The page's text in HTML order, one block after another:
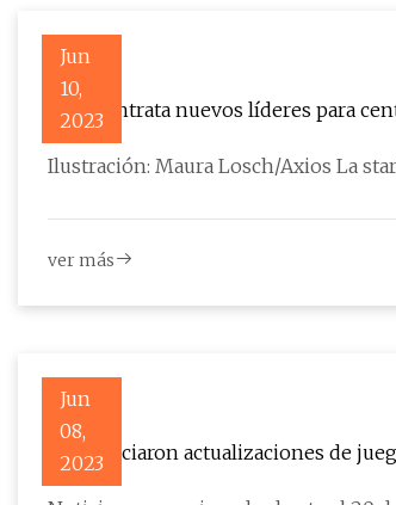
Jun
10,
2023
Pipe contrata nuevos líderes para
Ilustración: Maura Losch/Axios La
ver más
Jun
08,
2023
Se anunciaron actualizaciones de
productos de NetEase 2023